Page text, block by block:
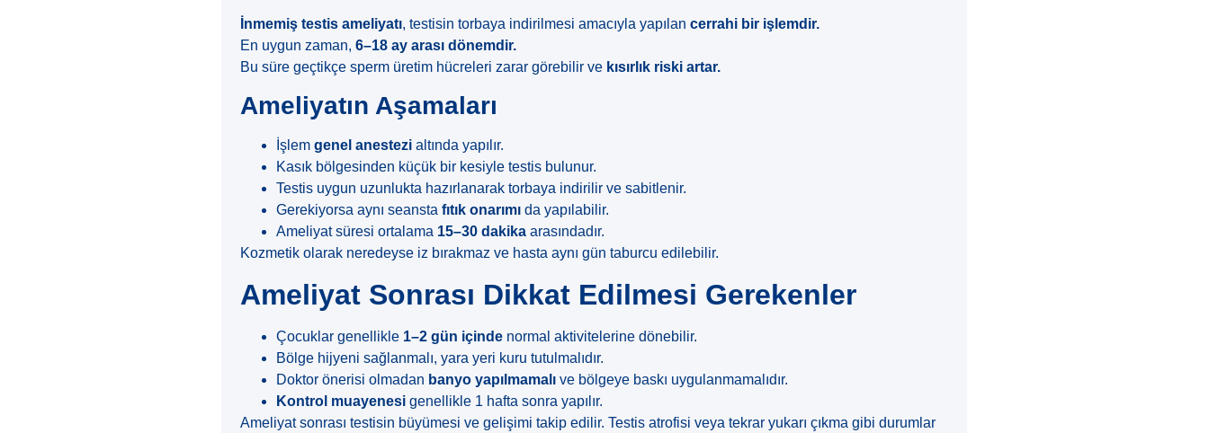
İnmemiş testis ameliyatı, testisin torbaya indirilmesi amacıyla yapılancerrahi bir işlemdir.
En uygun zaman,6–18 ay arası dönemdir.
Bu süre geçtikçe sperm üretim hücreleri zarar görebilir ve kısırlık riski artar.
Ameliyatın Aşamaları
İşlemgenel anestezi altında yapılır.
Kasık bölgesinden küçük bir kesiyle testis bulunur.
Testis uygun uzunlukta hazırlanarak torbaya indirilir ve sabitlenir.
Gerekiyorsa aynı seanstafıtık onarımı da yapılabilir.
Ameliyat süresi ortalama 15–30 dakika arasındadır.
Kozmetik olarak neredeyse iz bırakmaz ve hasta aynı gün taburcu edilebilir.
Ameliyat Sonrası Dikkat Edilmesi Gerekenler
Çocuklar genellikle 1–2 gün içinde normal aktivitelerine dönebilir.
Bölge hijyeni sağlanmalı, yara yeri kuru tutulmalıdır.
Doktor önerisi olmadan banyo yapılmamalı ve bölgeye baskı uygulanmamalıdır.
Kontrol muayenesi genellikle 1 hafta sonra yapılır.
Ameliyat sonrası testisin büyümesi ve gelişimi takip edilir. Testis atrofisi veya tekrar yukarı çıkma gibi durumlar